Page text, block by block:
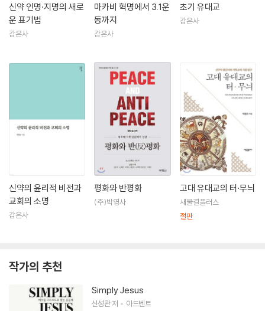
신약 인명·지명의 새로
운 표기법
감은사
마카비 혁명에서 3.1운
동까지
감은사
초기 유대교
감은사
신약의 윤리적 비전과
교회의 소명
감은사
평화와 반평화
(주)박영사
고대 유대교의 터·무늬
새물결플러스
절판
작가의 추천
Simply Jesus
신성관저 아드벤트